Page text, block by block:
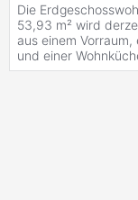
Die
53,93 m² wird
aus einem
und einer